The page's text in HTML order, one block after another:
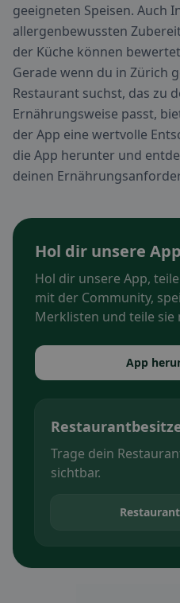
geeigneten Speisen. Auch
allergenbewussten
der Küche können
Gerade wenn du in Zürich
Restaurant suchst, das zu
Ernährungsweise passt,
der App eine wertvolle
die App herunter und
deinen
Hol dir unsere App
Hol dir unsere App,
mit der Community,
Merklisten und teile sie
App
Trage dein
sichtbar.